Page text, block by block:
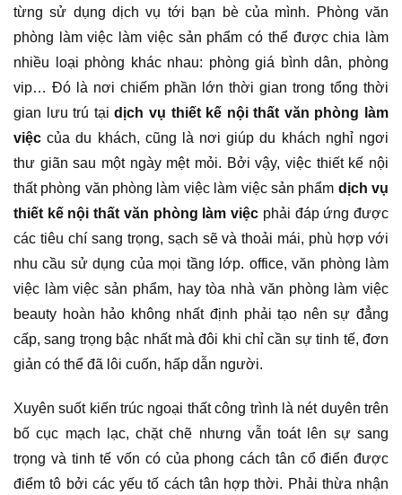
từng sử dụng dịch vụ tới bạn bè của mình. Phòng văn
phòng làm việc làm việc sản phẩm có thể được chia làm
nhiều loại phòng khác nhau: phòng giá bình dân, phòng
vip… Đó là nơi chiếm phần lớn thời gian trong tổng thời
gian lưu trú tạidịch vụ thiết kế nội thất văn phòng làm
việc của du khách, cũng là nơi giúp du khách nghỉ ngơi
thư giãn sau một ngày mệt mỏi. Bởi vậy, việc thiết kế nội
thất phòng văn phòng làm việc làm việc sản phẩm dịch vụ
thiết kế nội thất văn phòng làm việc phải đáp ứng được
các tiêu chí sang trọng, sạch sẽ và thoải mái, phù hợp với
nhu cầu sử dụng của mọi tầng lớp. office, văn phòng làm
việc làm việc sản phẩm, hay tòa nhà văn phòng làm việc
beauty hoàn hảo không nhất định phải tạo nên sự đẳng
cấp, sang trọng bậc nhất mà đôi khi chỉ cần sự tinh tế, đơn
giản có thể đã lôi cuốn, hấp dẫn người.
Xuyên suốt kiến trúc ngoại thất công trình là nét duyên trên
bố cục mạch lạc, chặt chẽ nhưng vẫn toát lên sự sang
trọng và tinh tế vốn có của phong cách tân cổ điển được
điểm tô bởi các yếu tố cách tân hợp thời. Phải thừa nhận